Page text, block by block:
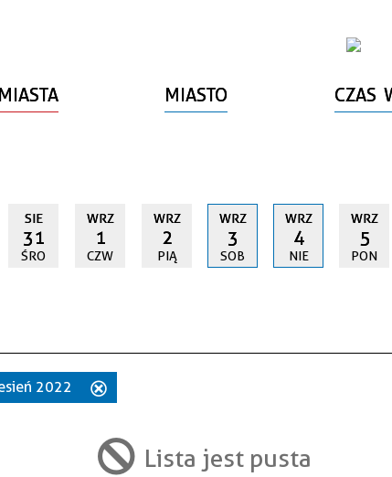
MIASTO CZAS
SIE
31
ŚRO
WRZ
1
CZW
WRZ
2
PIĄ
WRZ
3
SOB
WRZ
4
NIE
WRZ
5
PON
2022
filtr
Lista jest pusta